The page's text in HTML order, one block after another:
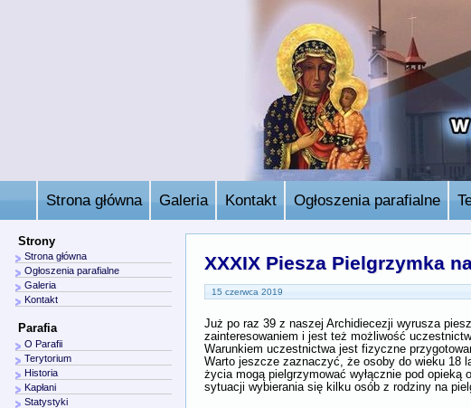
Strona główna Galeria Kontakt Ogłoszenia parafialne
XXXIX Piesza Pielgrzymka
15 czerwca 2019
Już po raz 39 z naszej Archidiecezji wyrusza
zainteresowaniem i jest też możliwość
Warunkiem uczestnictwa jest fizyczne
Warto jeszcze zaznaczyć, że osoby do wieku 18
życia mogą pielgrzymować wyłącznie pod opieką
sytuacji wybierania się kilku osób z rodziny na
Strony
Strona główna
Ogłoszenia parafialne
Galeria
Kontakt
Parafia
O Parafii
Terytorium
Historia
Kapłani
Statystyki